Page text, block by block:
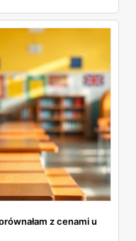
tygodniu i czy jest
się wakacje.
z cenami u